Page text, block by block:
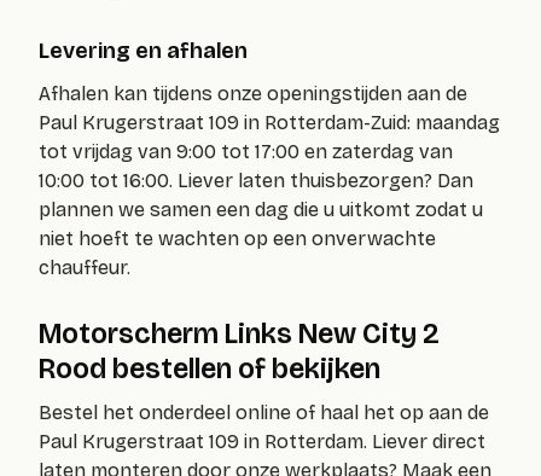
Levering en afhalen
Afhalen kan tijdens onze openingstijden aan de
Paul Krugerstraat 109 in Rotterdam-Zuid: maandag
tot vrijdag van 9:00 tot 17:00 en zaterdag van
10:00 tot 16:00. Liever laten thuisbezorgen? Dan
plannen we samen een dag die u uitkomt zodat u
niet hoeft te wachten op een onverwachte
chauffeur.
Motorscherm Links New City 2
Rood bestellen of bekijken
Bestel het onderdeel online of haal het op aan de
Paul Krugerstraat 109 in Rotterdam. Liever direct
laten monteren door onze werkplaats? Maak een